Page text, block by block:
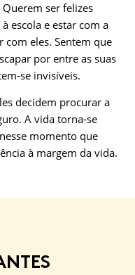
ser felizes
escola e estar com a
eles. Sentem que
por entre as suas
se invisíveis.
decidem procurar a
A vida torna-se
momento que
à margem da vida.